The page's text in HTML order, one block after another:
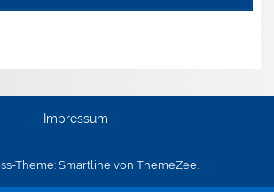
Impressum
Theme: Smartline von ThemeZee.